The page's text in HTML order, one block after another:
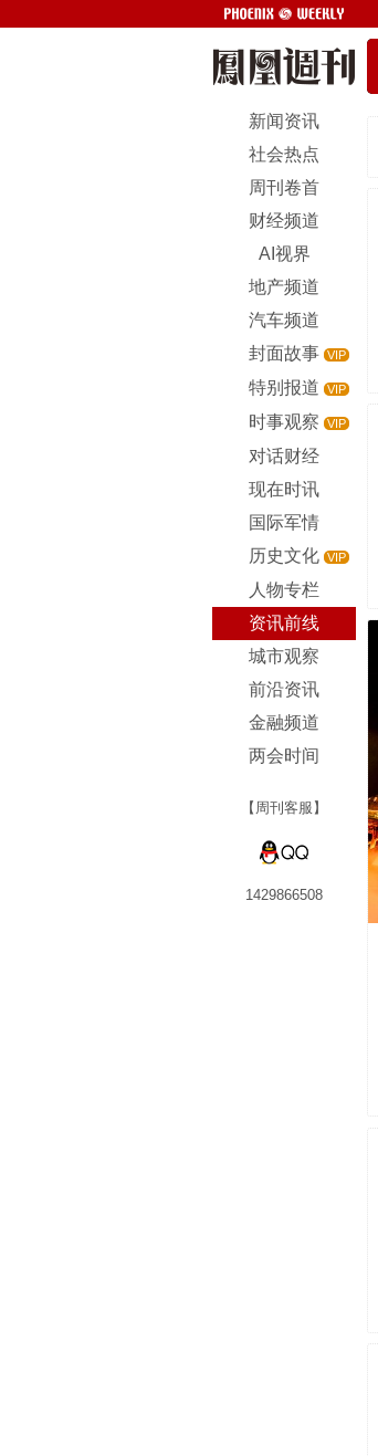
新闻资讯
社会热点
周刊卷首
财经频道
AI视界
地产频道
汽车频道
封面故事 VIP
特别报道 VIP
时事观察 VIP
对话财经
现在时讯
国际军情
历史文化 VIP
人物专栏
资讯前线
城市观察
前沿资讯
金融频道
两会时间
【周刊客服】
1429866508